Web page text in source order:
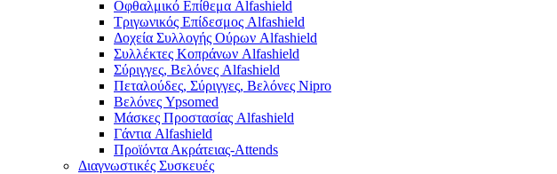
Οφθαλμικό Eπίθεμα Alfashield
Τριγωνικός Επίδεσμος Alfashield
Δοχεία Συλλογής Ούρων Alfashield
Συλλέκτες Κοπράνων Alfashield
Σύριγγες, Βελόνες Alfashield
Πεταλούδες, Σύριγγες, Βελόνες Nipro
Βελόνες Ypsomed
Μάσκες Προστασίας Alfashield
Γάντια Alfashield
Προϊόντα Ακράτειας-Attends
Διαγνωστικές Συσκευές